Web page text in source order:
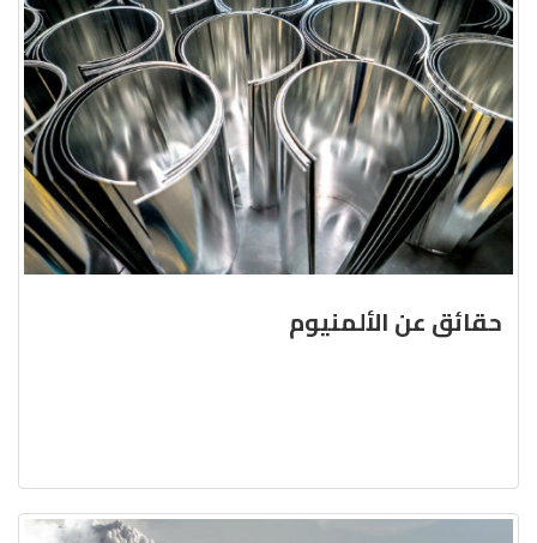
حقائق عن الألمنيوم